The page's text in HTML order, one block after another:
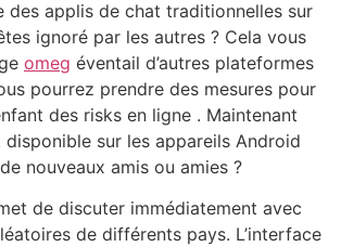
des applis de chat traditionnelles sur
ignoré par les autres ? Cela vous
omeg éventail d’autres plateformes
pourrez prendre des mesures pour
des risks en ligne . Maintenant
sur les appareils Android
nouveaux amis ou amies ?
de discuter immédiatement avec
de différents pays. L’interface